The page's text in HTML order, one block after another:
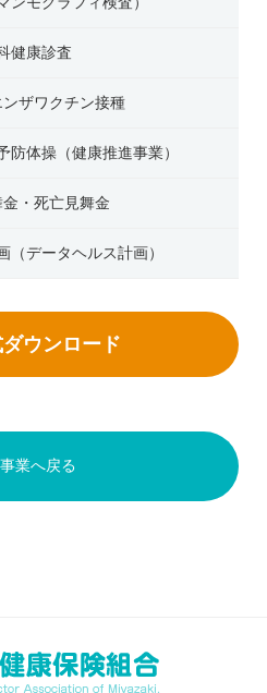
健康診査
ザワクチン接種
防体操（健康推進事業）
・死亡見舞金
（データヘルス計画）
ウンロード
業へ戻る